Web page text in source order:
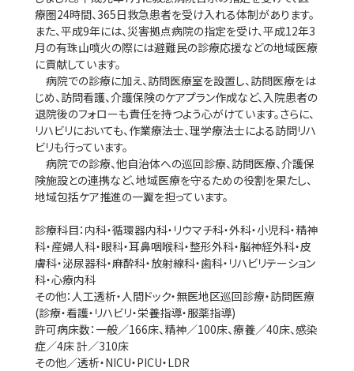
療圏24時間、365日救急患者を受け入れる体制があります。
また、平成9年には、災害拠点病院の指定を受け、平成12年3
月の有珠山噴火の際には避難民の診療応援などの地域医療
に貢献しています。
病院での診療に加え、訪問医療室を設置し、訪問医療をは
じめ、訪問看護、介護保険のケアプラン作成など、入院患者の
退院後のフォローも責任を持つよう心がけています。さらに、
リハビリにおいても、作業療法士、理学療法士による訪問リハ
ビリも行っています。
病院での診療、他自治体への巡回診療、訪問医療、介護保
険施設との連携など、地域医療を守るための役割を果たし、
地域包括ケア推進の一翼を担っています。
診療科目：内科・循環器内科・リウマチ科・外科・小児科・精神
科・産婦人科・眼科・耳鼻咽喉科・整形外科・脳神経外科・皮
膚科・泌尿器科・麻酔科・放射線科・歯科・リハビリテーション
科・心療内科
その他：人工透析・人間ドック・無医地区巡回診療・訪問医療
(診療・看護・リハビリ・栄養指導・服薬指導)
許可病床数：一般／166床、精神／100床、療養／40床、感染
症／4床 計／310床
その他／透析・NICU・PICU・LDR